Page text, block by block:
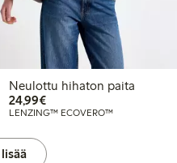
Neulottu hihaton paita
24,99€24,99 €
LENZING™ ECOVERO™